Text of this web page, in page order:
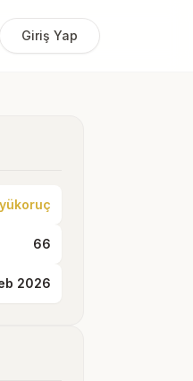
Giriş Yap
66
2026